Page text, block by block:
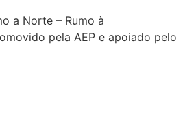
a Norte – Rumo à
pela AEP e apoiado pelo